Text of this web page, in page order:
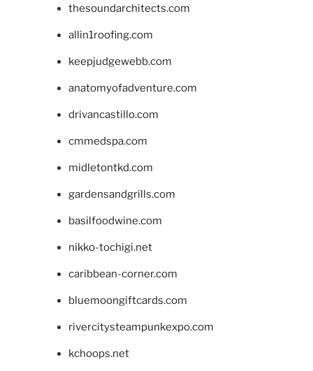
thesoundarchitects.com
allin1roofing.com
keepjudgewebb.com
anatomyofadventure.com
drivancastillo.com
cmmedspa.com
midletontkd.com
gardensandgrills.com
basilfoodwine.com
nikko-tochigi.net
caribbean-corner.com
bluemoongiftcards.com
rivercitysteampunkexpo.com
kchoops.net